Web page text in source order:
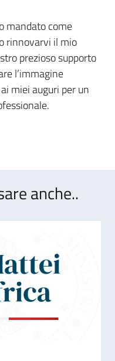
mandato come
rinnovarvi il mio
prezioso supporto
l’immagine
miei auguri per un
anche..